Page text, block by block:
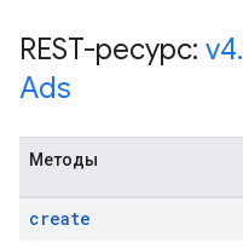
REST-ресурс: v4.
Ads
Методы
create